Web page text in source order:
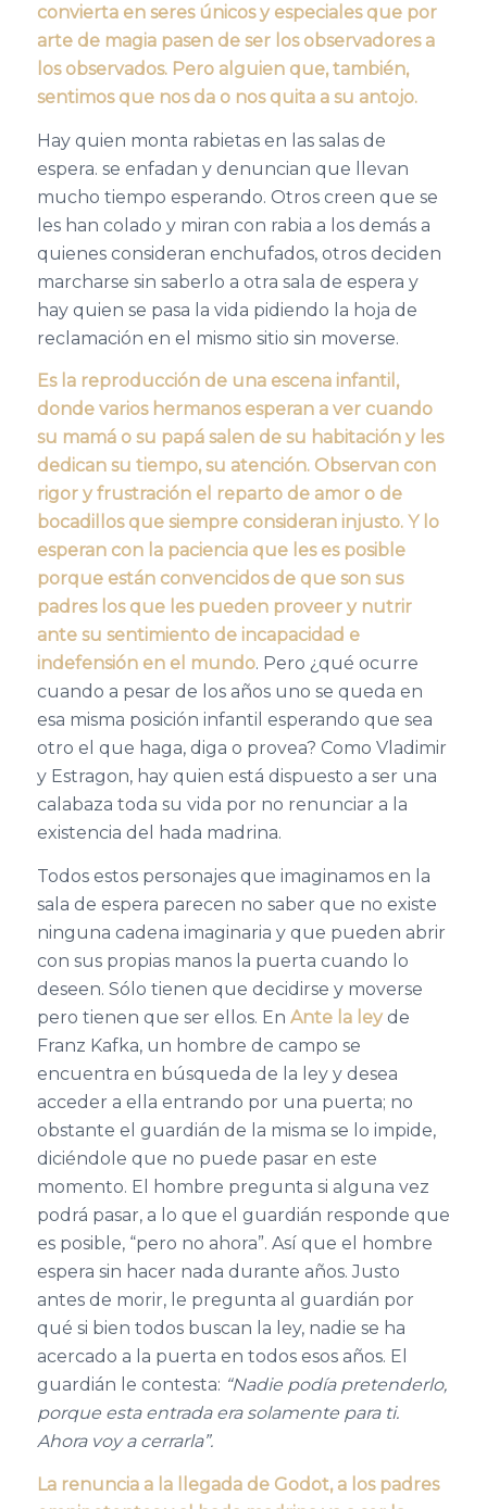
convierta en seres únicos y especiales que por
arte de magia pasen de ser los observadores a
los observados. Pero alguien que, también,
sentimos que nos da o nos quita a su antojo.
Hay quien monta rabietas en las salas de
espera. se enfadan y denuncian que llevan
mucho tiempo esperando. Otros creen que se
les han colado y miran con rabia a los demás a
quienes consideran enchufados, otros deciden
marcharse sin saberlo a otra sala de espera y
hay quien se pasa la vida pidiendo la hoja de
reclamación en el mismo sitio sin moverse.
Es la reproducción de una escena infantil,
donde varios hermanos esperan a ver cuando
su mamá o su papá salen de su habitación y les
dedican su tiempo, su atención. Observan con
rigor y frustración el reparto de amor o de
bocadillos que siempre consideran injusto. Y lo
esperan con la paciencia que les es posible
porque están convencidos de que son sus
padres los que les pueden proveer y nutrir
ante su sentimiento de incapacidad e
indefensión en el mundo. Pero ¿qué ocurre
cuando a pesar de los años uno se queda en
esa misma posición infantil esperando que sea
otro el que haga, diga o provea? Como Vladimir
y Estragon, hay quien está dispuesto a ser una
calabaza toda su vida por no renunciar a la
existencia del hada madrina.
Todos estos personajes que imaginamos en la
sala de espera parecen no saber que no existe
ninguna cadena imaginaria y que pueden abrir
con sus propias manos la puerta cuando lo
deseen. Sólo tienen que decidirse y moverse
pero tienen que ser ellos. En Ante la leyde
Franz Kafka, un hombre de campo se
encuentra en búsqueda de la ley y desea
acceder a ella entrando por una puerta; no
obstante el guardián de la misma se lo impide,
diciéndole que no puede pasar en este
momento. El hombre pregunta si alguna vez
podrá pasar, a lo que el guardián responde que
es posible, “pero no ahora”. Así que el hombre
espera sin hacer nada durante años. Justo
antes de morir, le pregunta al guardián por
qué si bien todos buscan la ley, nadie se ha
acercado a la puerta en todos esos años. El
guardián le contesta: “Nadie podía pretenderlo,
porque esta entrada era solamente para ti.
Ahora voy a cerrarla”.
La renuncia a la llegada de Godot, a los padres